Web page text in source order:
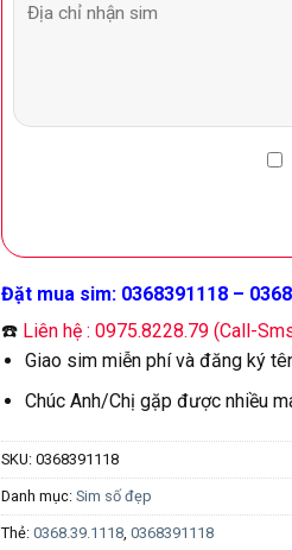
Đặt mua sim: 0368391118 –
☎️ Liên hệ : 0975.8228.79 (Call-
Giao sim miễn phí và đăng ký
Chúc Anh/Chị gặp được nhiều
SKU: 0368391118
Danh mục: Sim số đẹp
Thẻ: 0368.39.1118, 0368391118